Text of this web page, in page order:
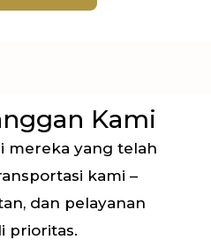
Kami
mereka yang telah
kami –
dan pelayanan
prioritas.